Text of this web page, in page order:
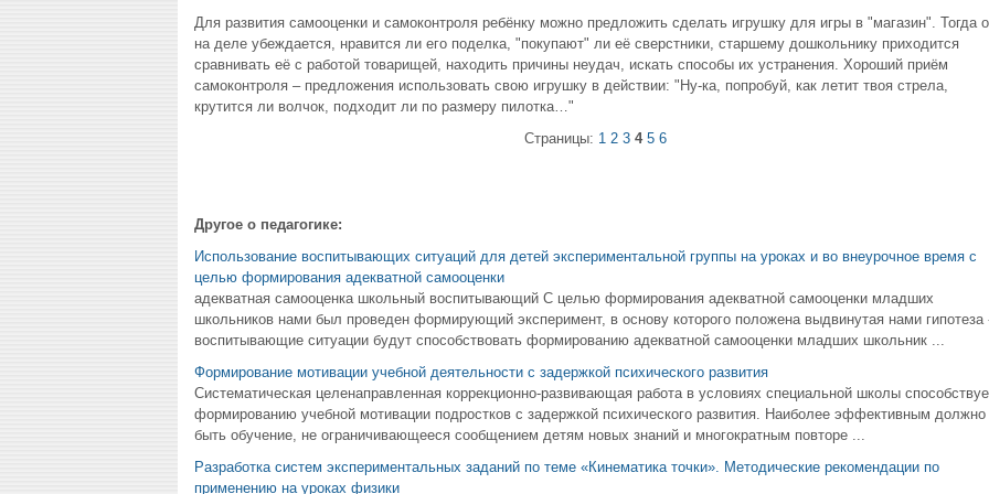
Для развития самооценки и самоконтроля ребёнку можно предложить сделать игрушку для игры в "магазин". Тогда
на деле убеждается, нравится ли его поделка, "покупают" ли её сверстники, старшему дошкольнику приходится
сравнивать её с работой товарищей, находить причины неудач, искать способы их устранения. Хороший приём
самоконтроля – предложения использовать свою игрушку в действии: "Ну-ка, попробуй, как летит твоя стрела,
крутится ли волчок, подходит ли по размеру пилотка…"
Страницы: 1 2 3 4 5 6
Другое о педагогике:
Использование воспитывающих ситуаций для детей экспериментальной группы на уроках и во внеурочное время с
целью формирования адекватной самооценки
адекватная самооценка школьный воспитывающий С целью формирования адекватной самооценки младших
школьников нами был проведен формирующий эксперимент, в основу которого положена выдвинутая нами гипотеза
воспитывающие ситуации будут способствовать формированию адекватной самооценки младших школьник ...
Формирование мотивации учебной деятельности с задержкой психического развития
Систематическая целенаправленная коррекционно-развивающая работа в условиях специальной школы
формированию учебной мотивации подростков с задержкой психического развития. Наиболее эффективным должно
быть обучение, не ограничивающееся сообщением детям новых знаний и многократным повторе ...
Разработка систем экспериментальных заданий по теме «Кинематика точки». Методические рекомендации по
применению на уроках физики